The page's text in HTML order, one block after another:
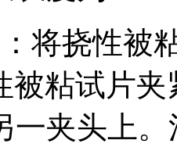
将挠性被
被粘试片
一夹头上